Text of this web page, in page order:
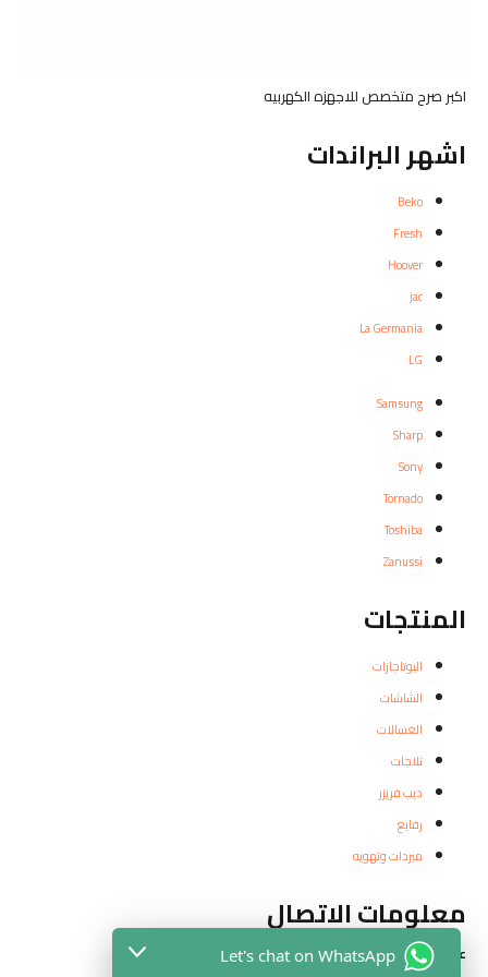
اكبر صرح متخصص للاجهزه الكهربيه
اشهر البراندات
Beko
Fresh
Hoover
jac
La Germania
LG
Samsung
Sharp
Sony
Tornado
Toshiba
Zanussi
المنتجات
البوتاجازات
الشاشات
الغسالات
ثلاجات
ديب فريزر
رفايع
مبردات وتهويه
معلومات الاتصال
عناوين الفروعLet's chat on WhatsApp